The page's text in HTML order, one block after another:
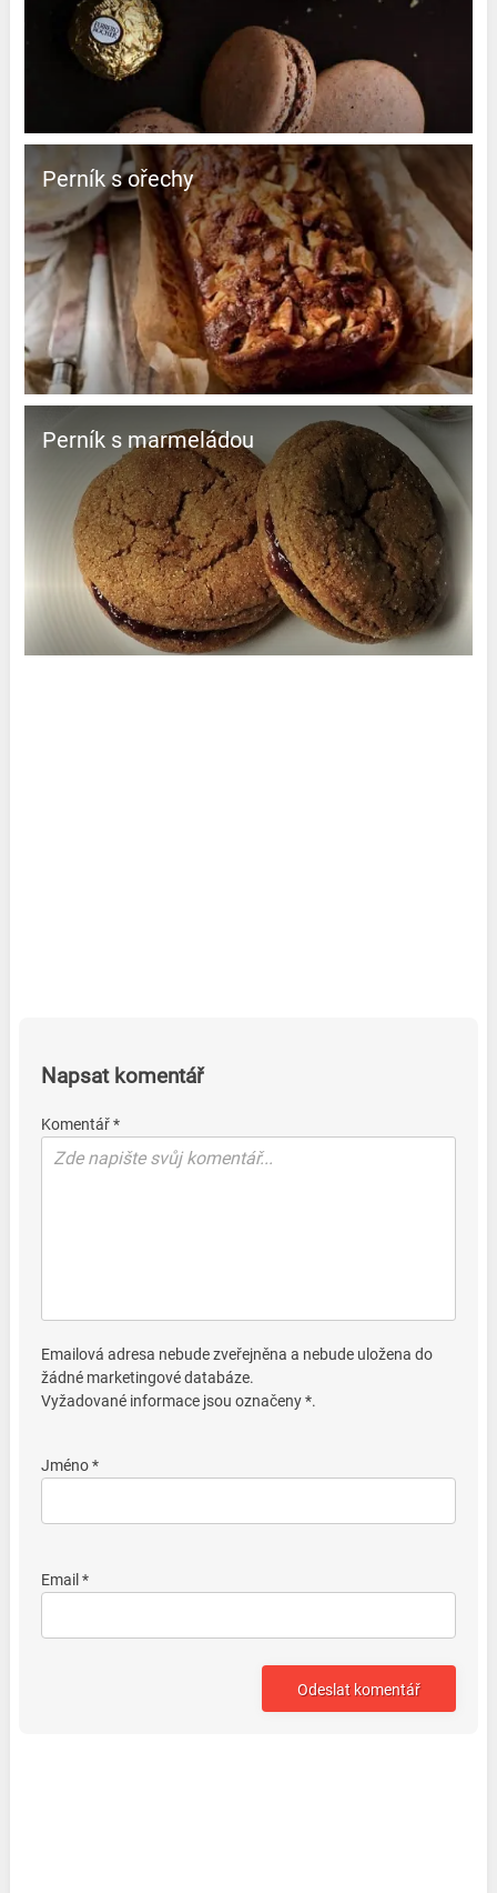
Perník s ořechy
Perník s marmeládou
Napsat komentář
Komentář *
Emailová adresa nebude zveřejněna a nebude uložena do
žádné marketingové databáze.
Vyžadované informace jsou označeny *.
Jméno *
Email *